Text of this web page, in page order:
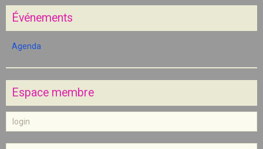
Événements
Agenda
Espace membre